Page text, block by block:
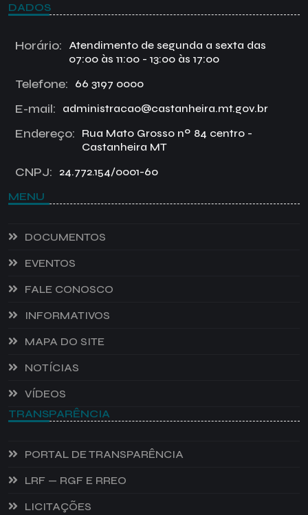
DADOS
Horário:
Atendimento de segunda a sexta das
07:00 às 11:00 - 13:00 às 17:00
Telefone: 66 3197 0000
E-mail: administracao@castanheira.mt.gov.br
Endereço:
Rua Mato Grosso nº 84 centro -
Castanheira MT
CNPJ: 24.772.154/0001-60
MENU
DOCUMENTOS
EVENTOS
FALE CONOSCO
INFORMATIVOS
MAPA DO SITE
NOTÍCIAS
VÍDEOS
TRANSPARÊNCIA
PORTAL DE TRANSPARÊNCIA
LRF — RGF E RREO
LICITAÇÕES